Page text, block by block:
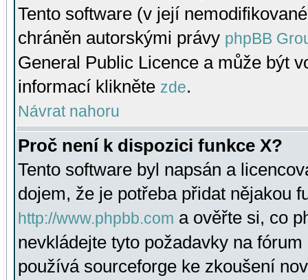
Tento software (v její
chráněn autorskými právy phpBB
General Public Licence a může být
informací klikněte zde.
Návrat nahoru
Proč není k dispozici funkce X?
Tento software byl napsán a
dojem, že je potřeba přidat nějakou
http://www.phpbb.com a ověřte si, co
nevkládejte tyto požadavky na
používá sourceforge ke zkoušení